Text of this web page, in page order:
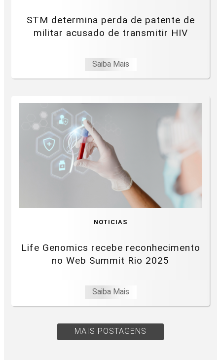
STM determina perda de patente de
militar acusado de transmitir HIV
Saiba Mais
NOTICIAS
Life Genomics recebe reconhecimento
no Web Summit Rio 2025
Saiba Mais
MAIS POSTAGENS